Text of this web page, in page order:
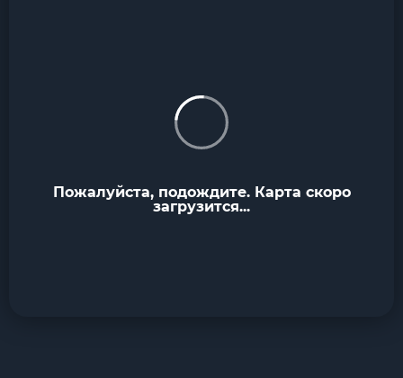
Пожалуйста, подождите. Карта скоро
загрузится...